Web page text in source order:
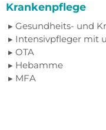
Krankenpflege
Gesundheits- und
Intensivpfleger mit
OTA
Hebamme
MFA